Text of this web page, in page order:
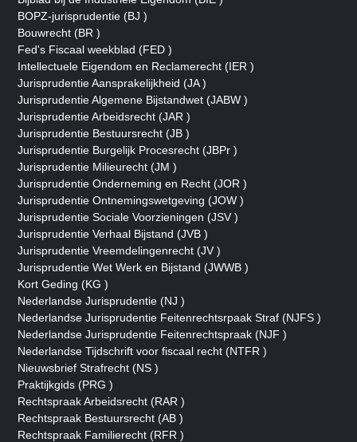
BOPZ-jurisprudentie (BJ )
Bouwrecht (BR )
Fed's Fiscaal weekblad (FED )
Intellectuele Eigendom en Reclamerecht (IER )
Jurisprudentie Aansprakelijkheid (JA )
Jurisprudentie Algemene Bijstandwet (JABW )
Jurisprudentie Arbeidsrecht (JAR )
Jurisprudentie Bestuursrecht (JB )
Jurisprudentie Burgelijk Procesrecht (JBPr )
Jurisprudentie Milieurecht (JM )
Jurisprudentie Onderneming en Recht (JOR )
Jurisprudentie Ontnemingswetgeving (JOW )
Jurisprudentie Sociale Voorzieningen (JSV )
Jurisprudentie Verhaal Bijstand (JVB )
Jurisprudentie Vreemdelingenrecht (JV )
Jurisprudentie Wet Werk en Bijstand (JWWB )
Kort Geding (KG )
Nederlandse Jurisprudentie (NJ )
Nederlandse Jurisprudentie Feitenrechtsrpaak Straf (NJFS )
Nederlandse Jurisprudentie Feitenrechtspraak (NJF )
Nederlandse Tijdschrift voor fiscaal recht (NTFR )
Nieuwsbrief Strafrecht (NS )
Praktijkgids (PRG )
Rechtspraak Arbeidsrecht (RAR )
Rechtspraak Bestuursrecht (AB )
Rechtspraak Familierecht (RFR )